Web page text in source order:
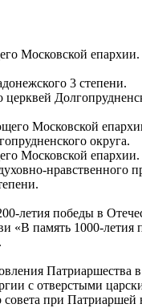
Московской епархии.
3 степени.
Московской
округа.
Московской епархии.
нравственного
летия победы в
«В память 1000-
Патриаршества
с отверстыми
совета при